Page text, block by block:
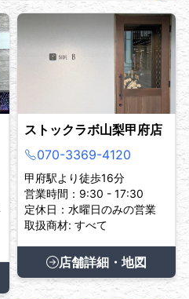
ストックラボ山梨甲府店
070-3369-4120
甲府駅より徒歩16分
営業時間：9:30 - 17:30
定休日：水曜日のみの営業
取扱商材: すべて
店舗詳細・地図